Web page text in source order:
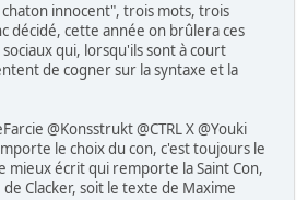
innocent", trois mots, trois
décidé, cette année on brûlera ces
qui, lorsqu'ils sont à court
de cogner sur la syntaxe et la
@Konsstrukt @CTRL X @Youki
le choix du con, c'est toujours le
mieux écrit qui remporte la Saint Con,
Clacker, soit le texte de Maxime